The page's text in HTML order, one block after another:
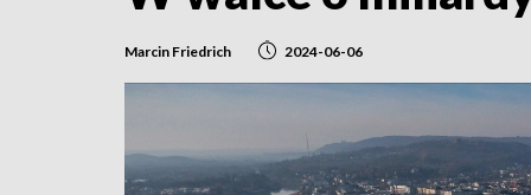
Marcin Friedrich 2024-06-06